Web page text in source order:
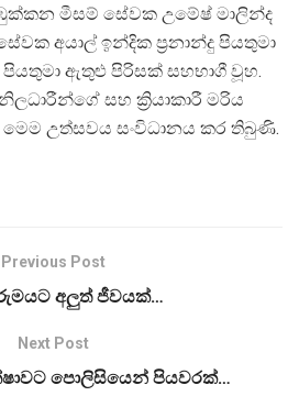
මීසම් සේවක උමේෂ් මාලින්ද
අයාල් ඉන්දික ප්රනාන්දු පියතුමා
ඇතුළු පිරිසක් සහභාගී වූහ.
නිලධාරීන්ගේ සහ ක්රියාකාරී මරිය
උත්සවය සංවිධානය කර තිබුණි.
Previous Post
අලුත් ජීවයක්…
Next Post
පොලිසියෙන් පියවරක්…